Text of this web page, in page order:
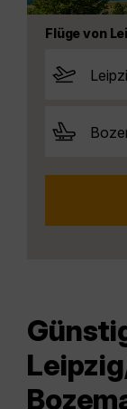
Flüge von